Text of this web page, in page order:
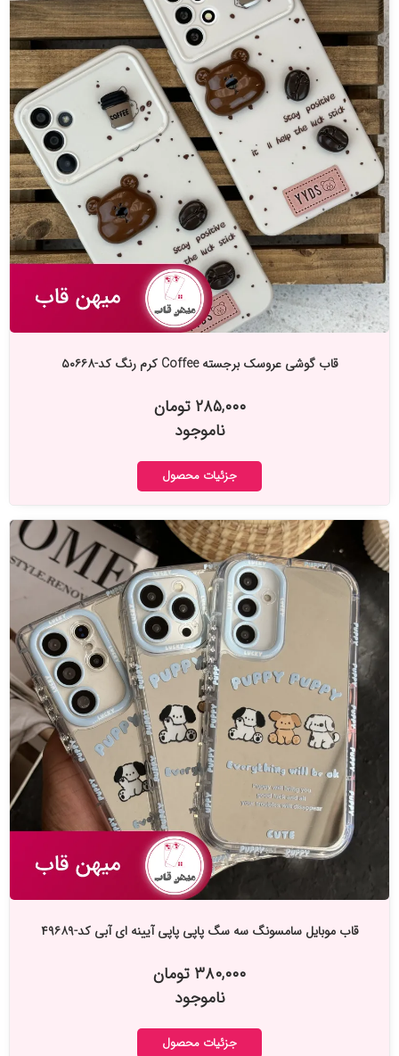
قاب گوشی عروسک برجسته Coffee کرم رنگ کد-۵۰۶۶۸
۲۸۵,۰۰۰ تومان
ناموجود
جزئیات محصول
قاب موبایل سامسونگ سه سگ پاپی پاپی آیینه ای آبی کد-۴۹۶۸۹
۳۸۰,۰۰۰ تومان
ناموجود
جزئیات محصول